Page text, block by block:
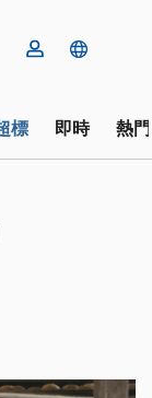
標 即時 熱